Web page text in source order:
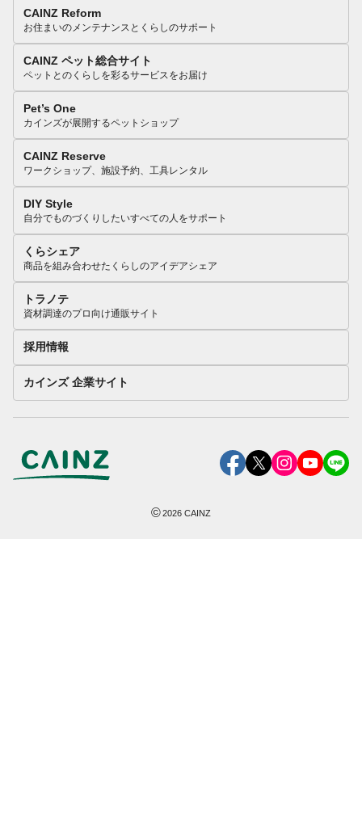
CAINZ Reform
お住まいのメンテナンスとくらしのサポート
CAINZ ペット総合サイト
ペットとのくらしを彩るサービスをお届け
Pet’s One
カインズが展開するペットショップ
CAINZ Reserve
ワークショップ、施設予約、工具レンタル
DIY Style
自分でものづくりしたいすべての人をサポート
くらシェア
商品を組み合わせたくらしのアイデアシェア
トラノテ
資材調達のプロ向け通販サイト
採用情報
カインズ 企業サイト
©2026 CAINZ